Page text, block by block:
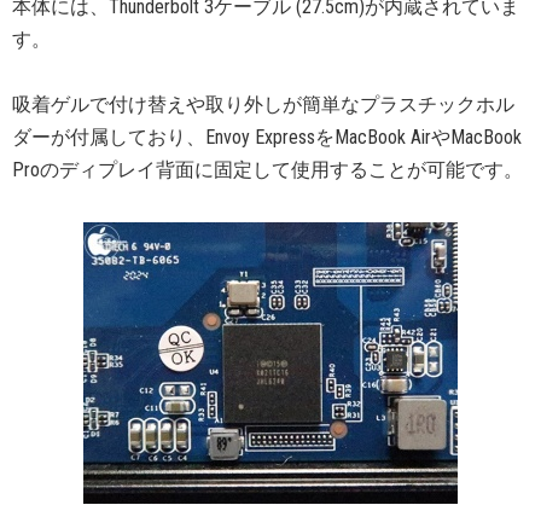
本体には、Thunderbolt 3ケーブル (27.5cm)が内蔵されていま
す。
吸着ゲルで付け替えや取り外しが簡単なプラスチックホル
ダーが付属しており、Envoy ExpressをMacBook AirやMacBook
Proのディプレイ背面に固定して使用することが可能です。